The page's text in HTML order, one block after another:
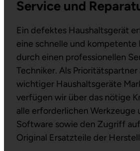
Service und
Ein defektes Haushaltsgerät
eine schnelle und kompetente
durch einen professionellen
Techniker. Als Prioritätspartner
wichtiger Haushaltsgeräte
verfügen wir über das nötige
alle erforderlichen Werkzeuge
Software sowie den Zugriff
Original Ersatzteile der